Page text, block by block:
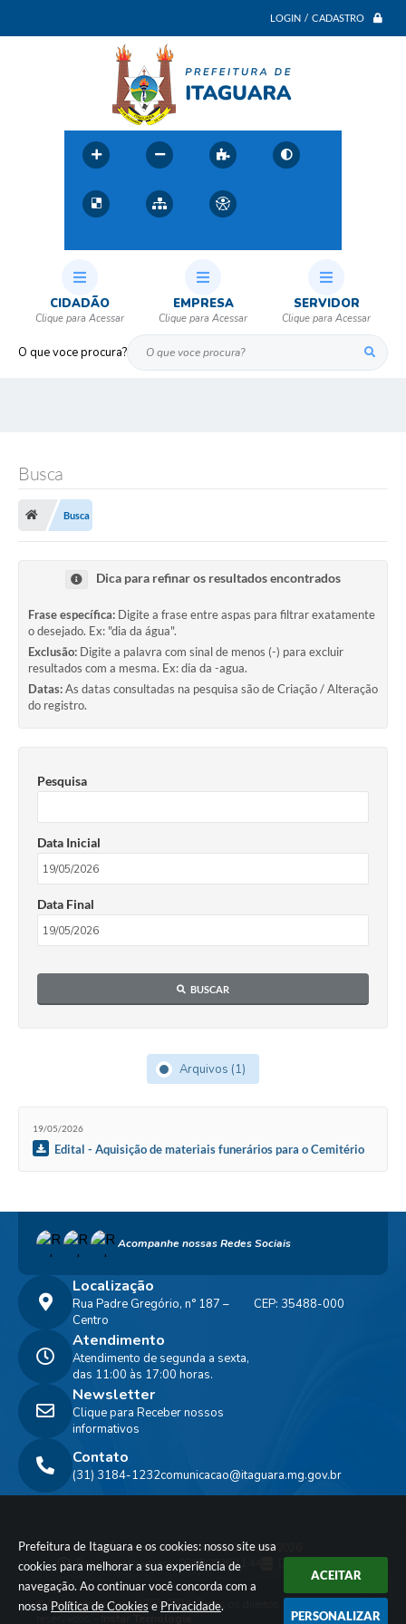
Prefeitura de Itaguara e os cookies: nosso site usa
cookies para melhorar a sua experiência de
navegação. Ao continuar você concorda com a
nossa Política de Cookies e Privacidade.
ACEITAR
PERSONALIZAR
LOGIN / CADASTRO
O que voce procura?
CIDADÃO EMPRESA SERVIDOR
Busca
Busca
Dica para refinar os resultados encontrados
Frase específica: Digite a frase entre aspas para filtrar exatamente
o desejado. Ex: "dia da água".
Exclusão: Digite a palavra com sinal de menos (-) para excluir
resultados com a mesma. Ex: dia da -agua.
Datas:As datas consultadas na pesquisa são de Criação / Alteração
do registro.
Pesquisa
Data Inicial
Data Final
BUSCAR
Arquivos (1)
19/05/2026
Edital - Aquisição de materiais funerários para o Cemitério
Acompanhe nossas Redes Sociais
Localização
Rua Padre Gregório, n° 187 –
Centro
CEP: 35488-000
Contato
(31) 3184-1232comunicacao@itaguara.mg.gov.br
Atendimento
Atendimento de segunda a sexta,
das 11:00 às 17:00 horas.
Newsletter
Clique para Receber nossos
informativos
Versão do Sistema:3.5.3 - 19/06/2026
Portal atualizado em:06/08/2026 11:44 Dados Abertos
© Copyright Instar - 2006-2026. Todos os direitos